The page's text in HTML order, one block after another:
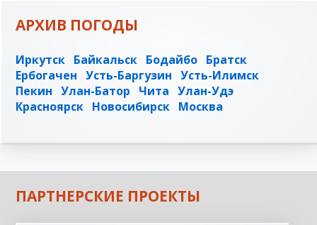
АРХИВ ПОГОДЫ
Иркутск Байкальск Бодайбо Братск
Ербогачен Усть-Баргузин Усть-Илимск
Пекин Улан-Батор Чита Улан-Удэ
Красноярск Новосибирск Москва
ПАРТНЕРСКИЕ ПРОЕКТЫ